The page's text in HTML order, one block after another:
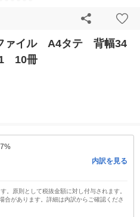
ァイル A4タテ 背幅34
10冊
内訳を見る
。原則として税抜金額に対し付与されます。
合があります。詳細は内訳からご確認くださ